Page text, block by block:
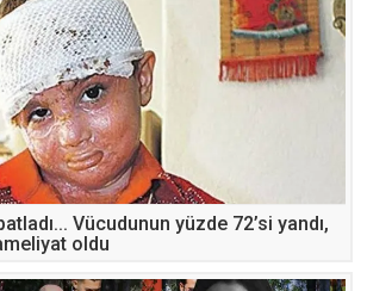
Vücudunun yüzde 72’si yandı,
oldu